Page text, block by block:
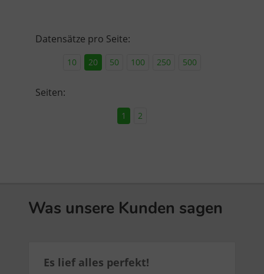
Datensätze pro Seite:
10 20 50 100 250 500
Seiten:
1 2
Was unsere Kunden sagen
Es lief alles perfekt!